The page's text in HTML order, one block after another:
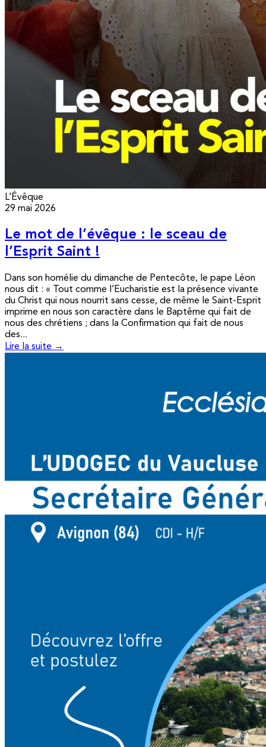
L’Évêque
29 mai 2026
Le mot de l’évêque : le sceau de
l’Esprit Saint !
Dans son homélie du dimanche de Pentecôte, le pape Léon
nous dit : « Tout comme l’Eucharistie est la présence vivante
du Christ qui nous nourrit sans cesse, de même le Saint-Esprit
imprime en nous son caractère dans le Baptême qui fait de
nous des chrétiens ; dans la Confirmation qui fait de nous
des...
Lire la suite →